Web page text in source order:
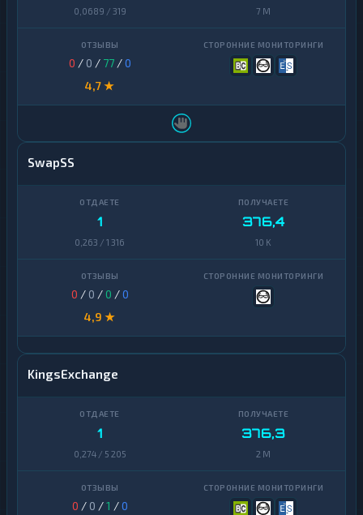
0,0689 / 319 7 M
0 / 0 / 77/0
4,7 ★
SwapSS
1
0,263 / 1 316
376,4
10 K
0 / 0 /0 /0
4,9 ★
KingsExchange
1
0,274 / 5 205
376,3
2 M
0 / 0 /1 /0